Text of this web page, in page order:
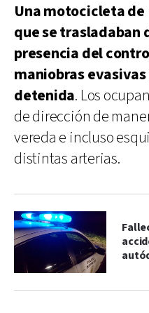
Una motocicleta de
que se trasladaban
presencia del
maniobras
detenida. Los
de dirección de
vereda e incluso
distintas arterias.